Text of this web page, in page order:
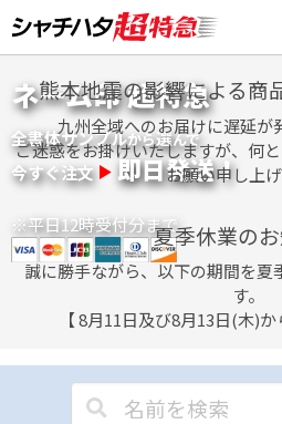
to
content
ネーム印 超特急
全書体サンプルから選んで
今すぐ注文 即日発送！
※平日12時受付分まで
熊本地震の影響による商
九州全域へのお届けに遅延が
ご迷惑をお掛けいたしますが、何
お願い申し上げ
夏季休業の
誠に勝手ながら、以下の期間を夏
す。
【 8月11日及び8月13日(木)か